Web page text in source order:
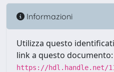
Informazioni
Utilizza questo
link a questo documento:
https://hdl.handle.net/